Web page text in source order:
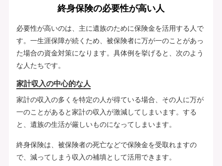
終身保険の必要性が高い人
必要性が高いのは、主に遺族のために保険金を活用する人で
す。一生涯保障が続くため、被保険者に万が一のことがあっ
た場合の資金対策になります。具体例を挙げると、次のよう
な人たちです。
家計収入の中心的な人
家計の収入の多くを特定の人が得ている場合、その人に万が
一のことがあると家計の収入が激減してしまいます。する
と、遺族の生活が厳しいものになってしまいます。
終身保険は、被保険者の死亡などで保険金を受取れますの
で、減ってしまう収入の補填として活用できます。